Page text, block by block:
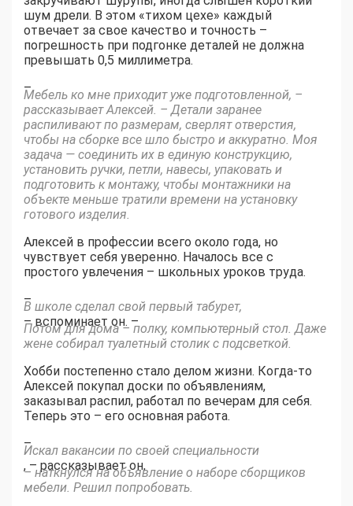
шум дрели. В этом «тихом цехе» каждый
отвечает за свое качество и точность –
погрешность при подгонке деталей не должна
превышать 0,5 миллиметра.
–
Мебель ко мне приходит уже подготовленной, –
рассказывает Алексей. – Детали заранее
распиливают по размерам, сверлят отверстия,
чтобы на сборке все шло быстро и аккуратно. Моя
задача — соединить их в единую конструкцию,
установить ручки, петли, навесы, упаковать и
подготовить к монтажу, чтобы монтажники на
объекте меньше тратили времени на установку
готового изделия.
Алексей в профессии всего около года, но
чувствует себя уверенно. Началось все с
простого увлечения – школьных уроков труда.
–
В школе сделал свой первый табурет,
– вспоминает он. –
Потом для дома – полку, компьютерный стол. Даже
жене собирал туалетный столик с подсветкой.
Хобби постепенно стало делом жизни. Когда-то
Алексей покупал доски по объявлениям,
заказывал распил, работал по вечерам для себя.
Теперь это – его основная работа.
–
Искал вакансии по своей специальности
, – рассказывает он,
– наткнулся на объявление о наборе сборщиков
мебели. Решил попробовать.